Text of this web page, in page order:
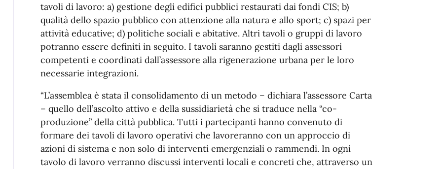
tavoli di lavoro: a) gestione degli edifici pubblici restaurati dai fondi CIS; b)
qualità dello spazio pubblico con attenzione alla natura e allo sport; c) spazi per
attività educative; d) politiche sociali e abitative. Altri tavoli o gruppi di lavoro
potranno essere definiti in seguito. I tavoli saranno gestiti dagli assessori
competenti e coordinati dall’assessore alla rigenerazione urbana per le loro
necessarie integrazioni.
“L’assemblea è stata il consolidamento di un metodo – dichiara l’assessore Carta
– quello dell’ascolto attivo e della sussidiarietà che si traduce nella “co-
produzione” della città pubblica. Tutti i partecipanti hanno convenuto di
formare dei tavoli di lavoro operativi che lavoreranno con un approccio di
azioni di sistema e non solo di interventi emergenziali o rammendi. In ogni
tavolo di lavoro verranno discussi interventi locali e concreti che, attraverso un